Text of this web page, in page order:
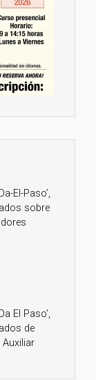
Y
para
El-Paso’,
sobre
El Paso’,
de